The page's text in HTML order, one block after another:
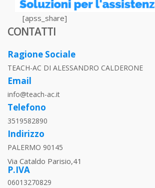
[apss_share]
CONTATTI
Ragione Sociale
TEACH-AC DI ALESSANDRO CALDERONE
Email
info@teach-ac.it
Telefono
3519582890
Indirizzo
PALERMO 90145
Via Cataldo Parisio,41
P.IVA
06013270829